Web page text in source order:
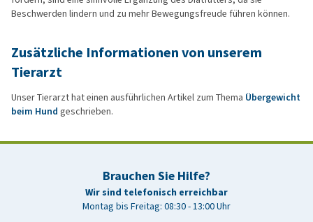
Beschwerden lindern und zu mehr Bewegungsfreude führen können.
Zusätzliche Informationen von unserem
Tierarzt
Unser Tierarzt hat einen ausführlichen Artikel zum Thema Übergewicht
beim Hund geschrieben.
Brauchen Sie Hilfe?
Wir sind telefonisch erreichbar
Montag bis Freitag: 08:30 - 13:00 Uhr